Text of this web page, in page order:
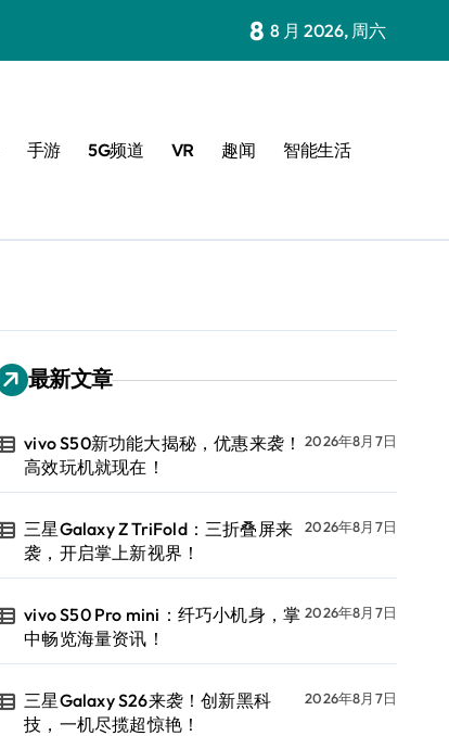
8 8 月 2026, 周六
手游 5G频道 VR 趣闻 智能生活
最新文章
vivo S50新功能大揭秘，优惠来袭！
高效玩机就现在！
2026年8月7日
三星Galaxy Z TriFold：三折叠屏来
袭，开启掌上新视界！
2026年8月7日
vivo S50 Pro mini：纤巧小机身，掌
中畅览海量资讯！
2026年8月7日
三星Galaxy S26来袭！创新黑科
技，一机尽揽超惊艳！
2026年8月7日